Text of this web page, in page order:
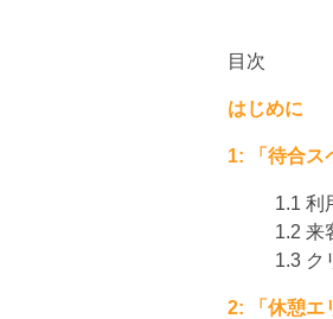
目次
はじめに
1: 「待合ス
1.1 利
1.2 来
1.3 ク
2: 「休憩エ